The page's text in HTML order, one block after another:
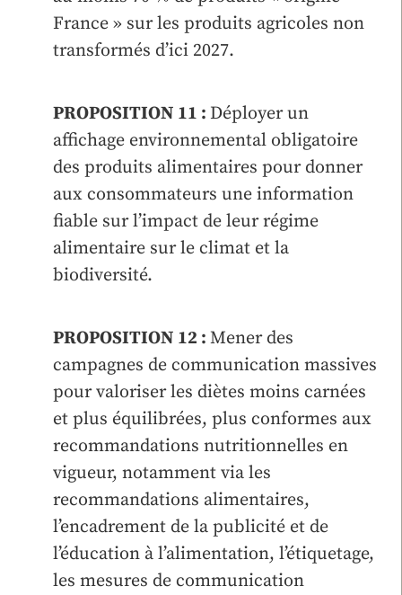
France » sur les produits agricoles non
transformés d’ici 2027.
PROPOSITION 11 : Déployer un
affichage environnemental obligatoire
des produits alimentaires pour donner
aux consommateurs une information
fiable sur l’impact de leur régime
alimentaire sur le climat et la
biodiversité.
PROPOSITION 12 : Mener des
campagnes de communication massives
pour valoriser les diètes moins carnées
et plus équilibrées, plus conformes aux
recommandations nutritionnelles en
vigueur, notamment via les
recommandations alimentaires,
l’encadrement de la publicité et de
l’éducation à l’alimentation, l’étiquetage,
les mesures de communication